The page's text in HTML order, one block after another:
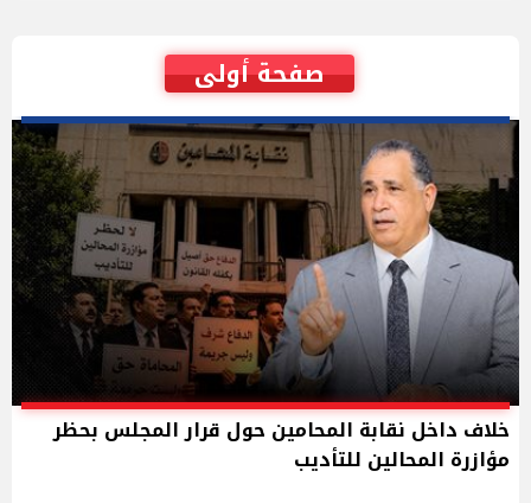
صفحة أولى
خلاف داخل نقابة المحامين حول قرار المجلس بحظر
مؤازرة المحالين للتأديب